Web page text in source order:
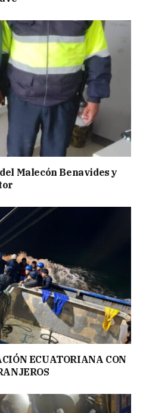
Malecón Benavides y
ECUATORIANA CON